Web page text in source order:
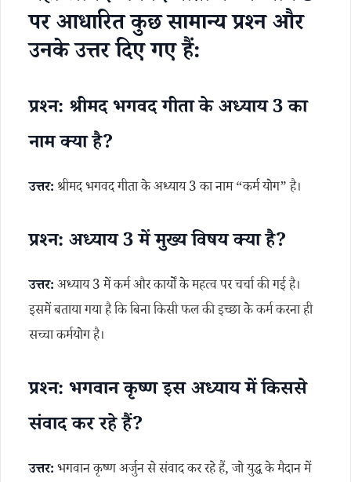
पर आधारित कुछ सामान्य प्रश्न और
उनके उत्तर दिए गए हैं:
प्रश्न: श्रीमद भगवद गीता के अध्याय 3 का
नाम क्या है?
उत्तर: श्रीमद भगवद गीता के अध्याय 3 का नाम “कर्म योग” है।
प्रश्न: अध्याय 3 में मुख्य विषय क्या है?
उत्तर:अध्याय 3 में कर्म और कार्यों के महत्व पर चर्चा की गई है।
इसमें बताया गया है कि बिना किसी फल की इच्छा के कर्म करना ही
सच्चा कर्मयोग है।
प्रश्न: भगवान कृष्ण इस अध्याय में किससे
संवाद कर रहे हैं?
उत्तर:भगवान कृष्ण अर्जुन से संवाद कर रहे हैं, जो युद्ध के मैदान में